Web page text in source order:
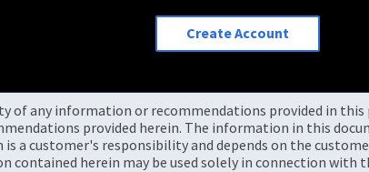
Create Account
of any information or recommendations provided in
provided herein. The information in this
a customer's responsibility and depends on the
herein may be used solely in connection with